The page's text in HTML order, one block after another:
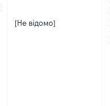
[Не відомо]